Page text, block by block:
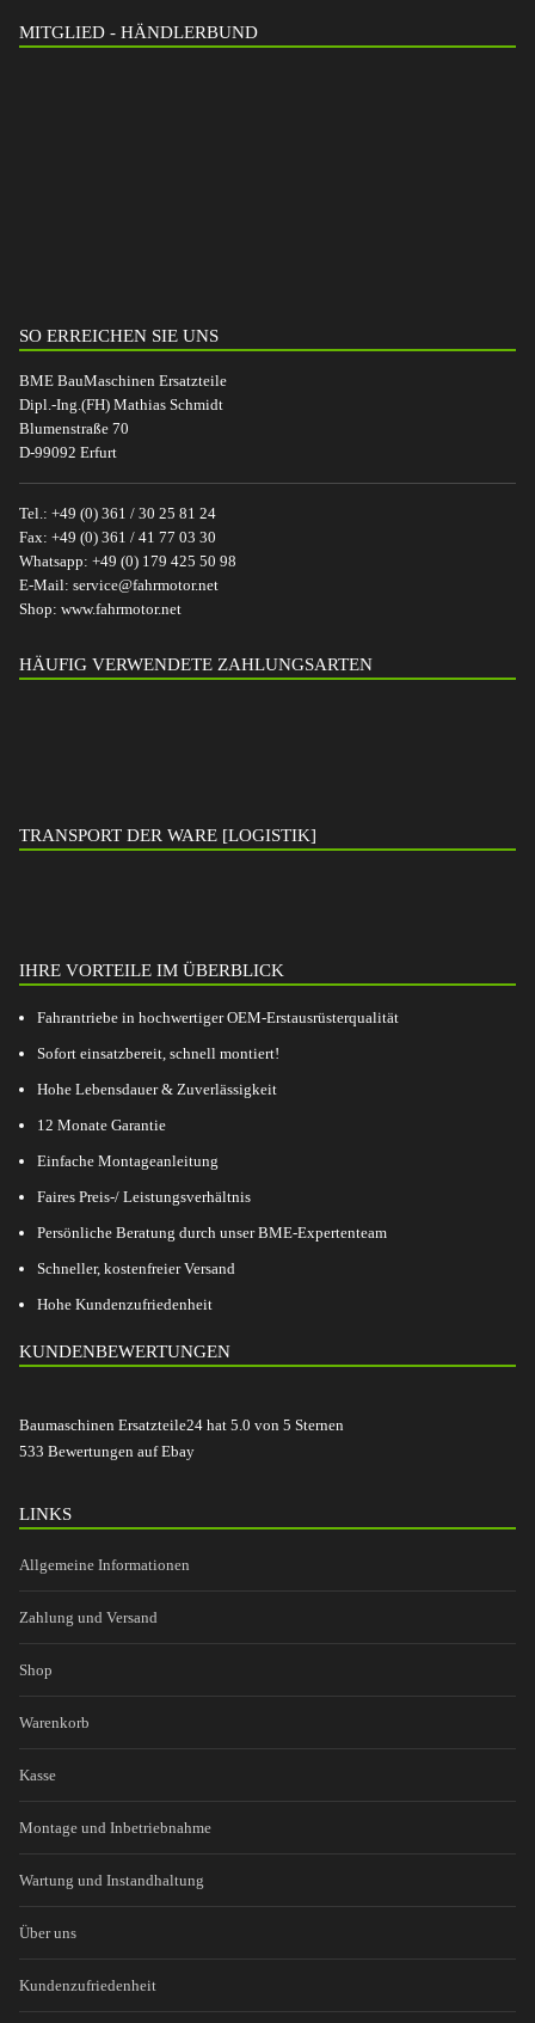
MITGLIED - HÄNDLERBUND
SO ERREICHEN SIE UNS
BME BauMaschinen Ersatzteile
Dipl.-Ing.(FH) Mathias Schmidt
Blumenstraße 70
D-99092 Erfurt
Tel.: +49 (0) 361 / 30 25 81 24
Fax: +49 (0) 361 / 41 77 03 30
Whatsapp: +49 (0) 179 425 50 98
E-Mail: service@fahrmotor.net
Shop: www.fahrmotor.net
HÄUFIG VERWENDETE ZAHLUNGSARTEN
TRANSPORT DER WARE [LOGISTIK]
IHRE VORTEILE IM ÜBERBLICK
Fahrantriebe in hochwertiger OEM-Erstausrüsterqualität
Sofort einsatzbereit, schnell montiert!
Hohe Lebensdauer & Zuverlässigkeit
12 Monate Garantie
Einfache Montageanleitung
Faires Preis-/ Leistungsverhältnis
Persönliche Beratung durch unser BME-Expertenteam
Schneller, kostenfreier Versand
Hohe Kundenzufriedenheit
KUNDENBEWERTUNGEN
Baumaschinen Ersatzteile24 hat 5.0 von 5 Sternen
533 Bewertungen auf Ebay
LINKS
Allgemeine Informationen
Zahlung und Versand
Shop
Warenkorb
Kasse
Montage und Inbetriebnahme
Wartung und Instandhaltung
Über uns
Kundenzufriedenheit